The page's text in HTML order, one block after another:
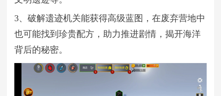
3、破解遗迹机关能获得高级蓝图，在废弃营地中
也可能找到珍贵配方，助力推进剧情，揭开海洋
背后的秘密。